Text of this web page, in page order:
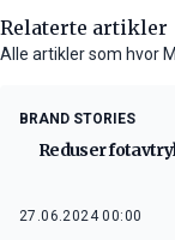
Relaterte artikler
Alle artikler som hvor
BRAND STORIES
Reduser
27.06.2024 00:00